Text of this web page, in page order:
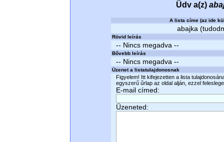
Üdv a(z)
A lista címe (az ide
abajka
Rövid leírás
-- Nincs megadva --
Bővebb leírás
-- Nincs megadva --
Üzenet a listatulajdonosnak
Figyelem! Itt kifejezetten a lista
egyszerű űrlap az oldal alján, ezzel
E-mail címed:
Üzeneted: